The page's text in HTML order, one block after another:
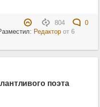
804
0
Редакторот 6
поэта